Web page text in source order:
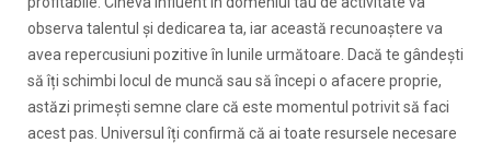
observa talentul și dedicarea ta, iar această recunoaștere va
avea repercusiuni pozitive în lunile următoare. Dacă te gândești
să îți schimbi locul de muncă sau să începi o afacere proprie,
astăzi primești semne clare că este momentul potrivit să faci
acest pas. Universul îți confirmă că ai toate resursele necesare